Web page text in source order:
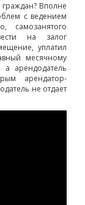
Вполне
с ведением
самозанятого
на залог
уплатил
месячному
а арендодатель
арендатор-
не отдает